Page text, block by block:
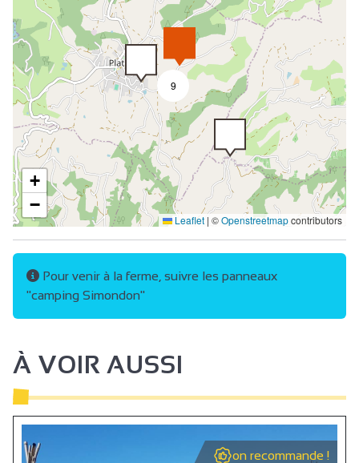
9
+
−
Leaflet | ©Openstreetmapcontributors
Pour venir à la ferme, suivre les panneaux
"camping Simondon"
À VOIR AUSSI
on recommande !